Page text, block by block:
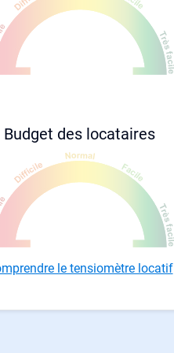
Budget des locataires
le tensiomètre locatif